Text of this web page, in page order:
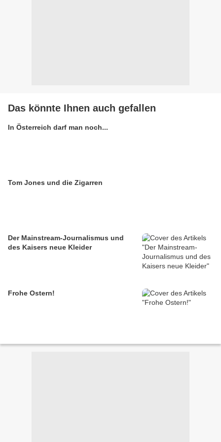
Das könnte Ihnen auch gefallen
In Österreich darf man noch...
Tom Jones und die Zigarren
Der Mainstream-Journalismus und
des Kaisers neue Kleider
Frohe Ostern!